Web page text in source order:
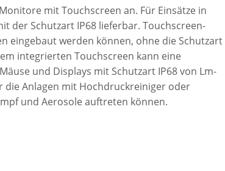
mit Touchscreen an. Für Einsätze in
der Schutzart IP68 lieferbar. Touchscreen-
eingebaut werden können, ohne die Schutzart
integrierten Touchscreen kann eine
und Displays mit Schutzart IP68 von Lm-
Anlagen mit Hochdruckreiniger oder
und Aerosole auftreten können.